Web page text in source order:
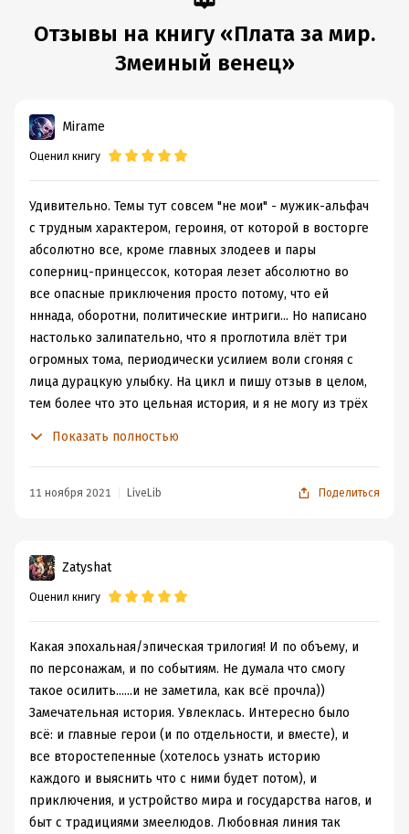
Отзывы на книгу «Плата за мир.
Змеиный венец»
Mirame
Оценил книгу
Удивительно. Темы тут совсем "не мои" - мужик-альфач
с трудным характером, героиня, от которой в восторге
абсолютно все, кроме главных злодеев и пары
соперниц-принцессок, которая лезет абсолютно во
все опасные приключения просто потому, что ей
нннада, оборотни, политические интриги... Но написано
настолько залипательно, что я проглотила влёт три
огромных тома, периодически усилием воли сгоняя с
лица дурацкую улыбку. На цикл и пишу отзыв в целом,
тем более что это цельная история, и я не могу из трёх
своё королевство. Очень много милых и забавных
количество умиления зашкаливает. Ну и котики.
Котиков все любят.
Мне очень понравилось, как удалось передать быт и
другие ценности, другой образ жизни. А то иногда
сказано демон, а по описанию - обычный мужик с
дурным характером. Кстати, постоянные ночёвки
главной героини в одной кровати с её
многочисленными опекунами вызывали у меня просто
оторопь. Странная девица, конечно, получилась,
видимо, кошки действительно не о личном
пространстве, где легла, там и её.
Любовную линию всего цикла можно описать фразой:
Показать полностью
11 ноября 2021 LiveLib Поделиться
Zatyshat
Оценил книгу
Какая эпохальная/эпическая трилогия! И по объему, и
по персонажам, и по событиям. Не думала что смогу
такое осилить......и не заметила, как всё прочла))
Замечательная история. Увлеклась. Интересно было
всё: и главные герои (и по отдельности, и вместе), и
все второстепенные (хотелось узнать историю
каждого и выяснить что с ними будет потом), и
приключения, и устройство мира и государства нагов, и
быт с традициями змеелюдов. Любовная линия так